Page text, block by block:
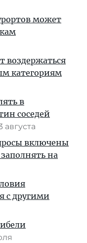
может
воздержаться
категориям
в
соседей
августа
включены
на
с другими